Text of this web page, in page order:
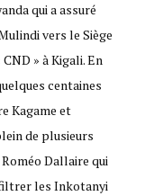
qui a assuré
vers le Siège
» à Kigali. En
centaines
Kagame et
de plusieurs
Dallaire qui
les Inkotanyi